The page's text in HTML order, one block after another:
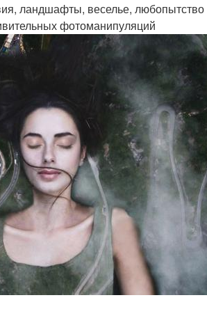
ландшафты, веселье, любопытство
фотоманипуляций